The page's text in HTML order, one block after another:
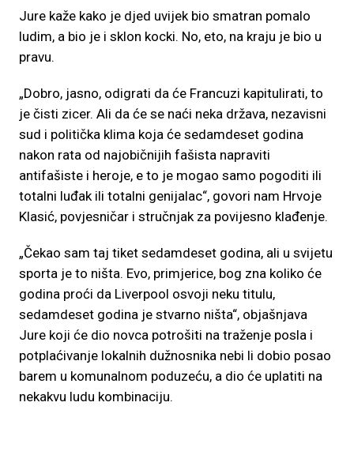
Jure kaže kako je djed uvijek bio smatran pomalo
ludim, a bio je i sklon kocki. No, eto, na kraju je bio u
pravu.
„Dobro, jasno, odigrati da će Francuzi kapitulirati, to
je čisti zicer. Ali da će se naći neka država, nezavisni
sud i politička klima koja će sedamdeset godina
nakon rata od najobičnijih fašista napraviti
antifašiste i heroje, e to je mogao samo pogoditi ili
totalni luđak ili totalni genijalac“, govori nam Hrvoje
Klasić, povjesničar i stručnjak za povijesno klađenje.
„Čekao sam taj tiket sedamdeset godina, ali u svijetu
sporta je to ništa. Evo, primjerice, bog zna koliko će
godina proći da Liverpool osvoji neku titulu,
sedamdeset godina je stvarno ništa“, objašnjava
Jure koji će dio novca potrošiti na traženje posla i
potplaćivanje lokalnih dužnosnika nebi li dobio posao
barem u komunalnom poduzeću, a dio će uplatiti na
nekakvu ludu kombinaciju.